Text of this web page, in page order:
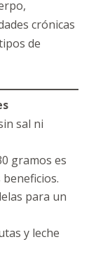
crónicas
de
sal ni
gramos es
para un
y leche